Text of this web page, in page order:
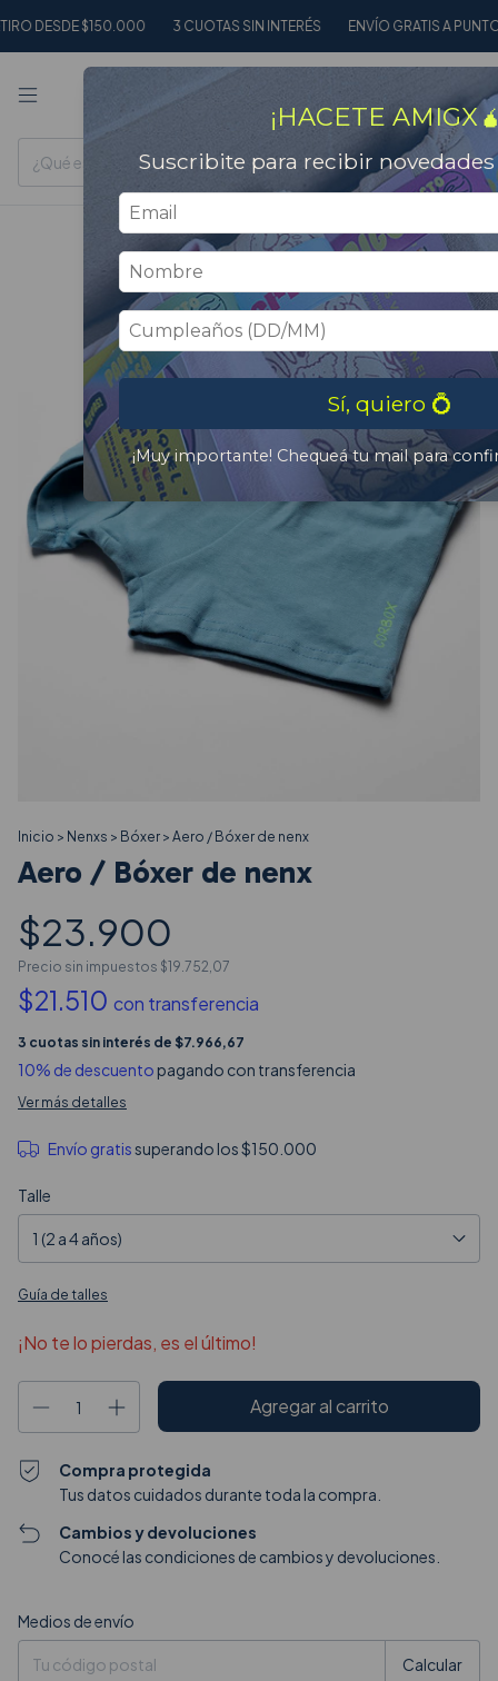
$150.000 3 CUOTAS SIN INTERÉS ENVÍO GRATIS A PUNTOS
Inicio > Nenxs > Bóxer > Aero / Bóxer de nenx
Aero / Bóxer de nenx
$23.900
Precio sin impuestos $19.752,07
$21.510 con transferencia
3 cuotas sin interés de $7.966,67
10% de descuento pagando con transferencia
Ver más detalles
Envío gratissuperando los$150.000
Talle
Guía de talles
¡No te lo pierdas, es el último!
Compra protegida
Tus datos cuidados durante toda la compra.
Cambios y devoluciones
Conocé las condiciones de cambios y devoluciones.
Entregas para el CP:
Medios de envío
Calcular
¡HACETE
Suscribite para recibir
Sí, quiero 💍
¡Muy importante! Chequeá tu mail para